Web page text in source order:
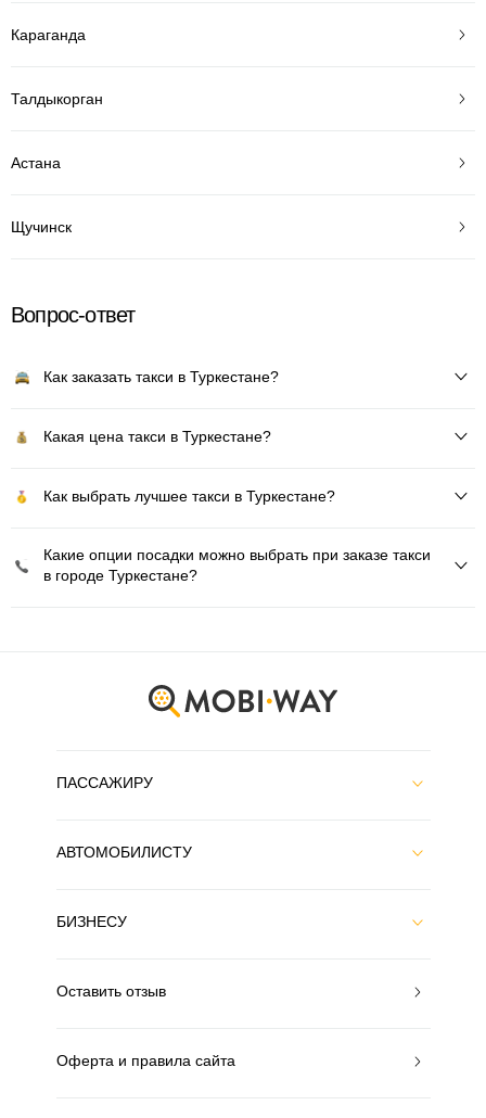
Караганда
Талдыкорган
Астана
Щучинск
Вопрос-ответ
Как заказать такси в Туркестане?
Какая цена такси в Туркестане?
Как выбрать лучшее такси в Туркестане?
Какие опции посадки можно выбрать при заказе такси
в городе Туркестане?
ПАССАЖИРУ
АВТОМОБИЛИСТУ
БИЗНЕСУ
Оставить отзыв
Оферта и правила сайта